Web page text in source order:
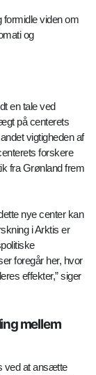
formidle viden om
og
en tale ved
på centerets
vigtigheden af
forskere
fra Grønland frem
nye center kan
i Arktis er
foregår her, hvor
effekter,” siger
mellem
ved at ansætte